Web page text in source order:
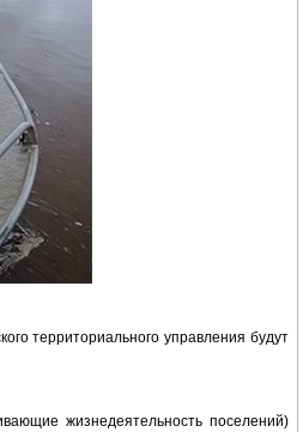
территориального управления будут
жизнедеятельность поселений)